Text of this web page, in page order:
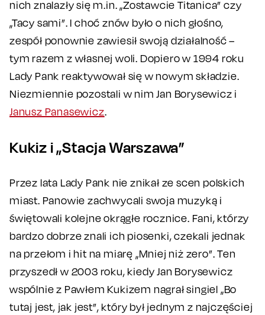
nich znalazły się m.in. „Zostawcie Titanica” czy
„Tacy sami”. I choć znów było o nich głośno,
zespół ponownie zawiesił swoją działalność –
tym razem z własnej woli. Dopiero w 1994 roku
Lady Pank reaktywował się w nowym składzie.
Niezmiennie pozostali w nim Jan Borysewicz i
Janusz Panasewicz.
Kukiz i „Stacja Warszawa”
Przez lata Lady Pank nie znikał ze scen polskich
miast. Panowie zachwycali swoja muzyką i
świętowali kolejne okrągłe rocznice. Fani, którzy
bardzo dobrze znali ich piosenki, czekali jednak
na przełom i hit na miarę „Mniej niż zero”. Ten
przyszedł w 2003 roku, kiedy Jan Borysewicz
wspólnie z Pawłem Kukizem nagrał singiel „Bo
tutaj jest, jak jest”, który był jednym z najczęściej